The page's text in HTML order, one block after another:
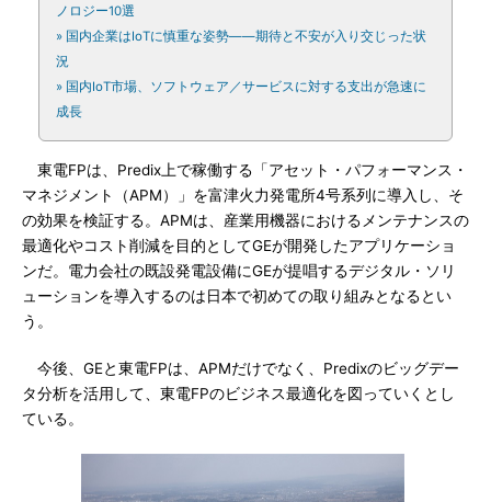
ノロジー10選
» 国内企業はIoTに慎重な姿勢――期待と不安が入り交じった状
況
» 国内IoT市場、ソフトウェア／サービスに対する支出が急速に
成長
東電FPは、Predix上で稼働する「アセット・パフォーマンス・
マネジメント（APM）」を富津火力発電所4号系列に導入し、そ
の効果を検証する。APMは、産業用機器におけるメンテナンスの
最適化やコスト削減を目的としてGEが開発したアプリケーショ
ンだ。電力会社の既設発電設備にGEが提唱するデジタル・ソリ
ューションを導入するのは日本で初めての取り組みとなるとい
う。
今後、GEと東電FPは、APMだけでなく、Predixのビッグデー
タ分析を活用して、東電FPのビジネス最適化を図っていくとし
ている。